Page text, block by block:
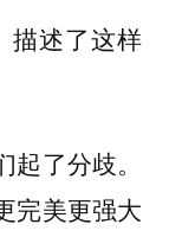
描述了这样
了分歧。
完美更强大